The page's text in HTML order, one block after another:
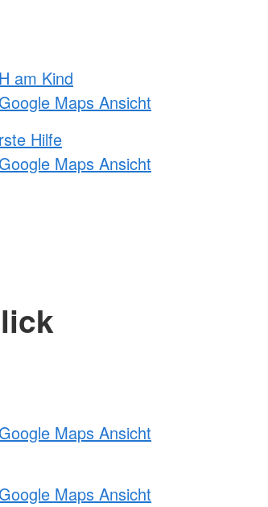
am Kind
Maps Ansicht
Hilfe
Maps Ansicht
Maps Ansicht
Maps Ansicht